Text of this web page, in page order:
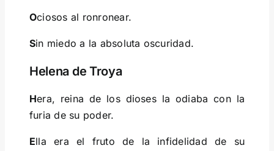
Ociosos al ronronear.
Sin miedo a la absoluta oscuridad.
Helena de Troya
Hera, reina de los dioses la odiaba con la
furia de su poder.
Ella era el fruto de la infidelidad de su